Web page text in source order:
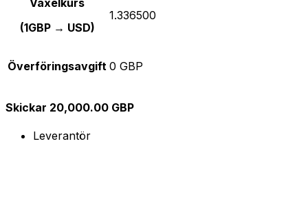
(1GBP → USD)
1.336500
Överföringsavgift 0 GBP
Skickar 20,000.00 GBP
Leverantör